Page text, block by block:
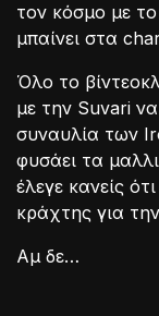
τον κόσμο με το
μπαίνει στα
Όλο το
με την Suvari να
συναυλία των
φυσάει τα
έλεγε κανείς
κράχτης για
Αμ δε…